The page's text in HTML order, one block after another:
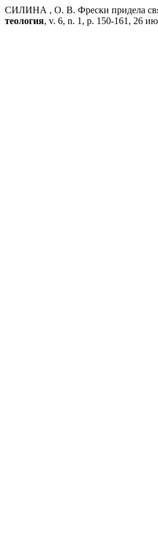
СИЛИНА , О. В. Фрески придела
теология, v. 6, n. 1, p. 150-161, 26